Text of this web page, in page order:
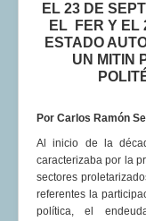
Multimedia
Archivos
Afirmación
COMUNERA 67
voz de la Casa
EL 23 DE
EL FER Y EL
ESTADO
UN MITIN
Por Carlos Ramón
Al inicio de la
caracterizaba por la
sectores
referentes la
política, el